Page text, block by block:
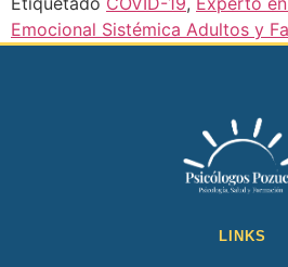
Emocional Sistémica Adultos y
LINKS